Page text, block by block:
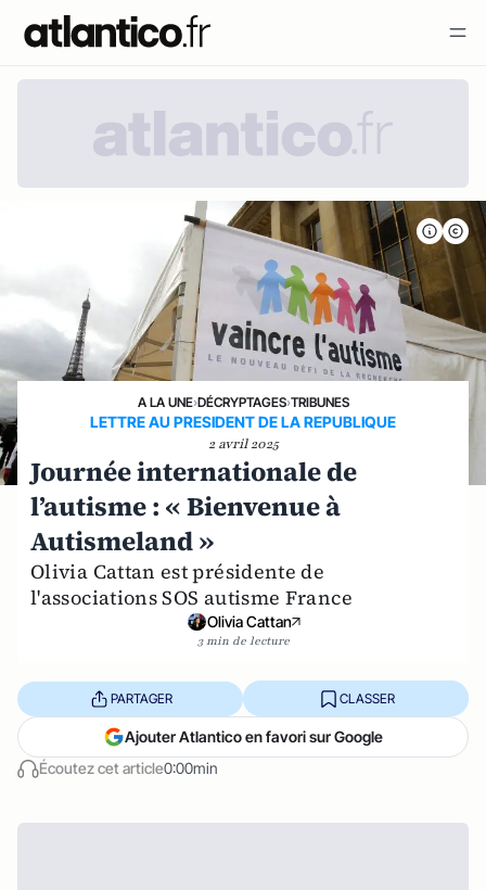
A LA UNE›DÉCRYPTAGES›TRIBUNES
LETTRE AU PRESIDENT DE LA REPUBLIQUE
2 avril 2025
Journée internationale de
l’autisme : « Bienvenue à
Autismeland »
Olivia Cattan est présidente de
l'associations SOS autisme France
Olivia Cattan
3 min de lecture
Écoutez cet article0:00min
PARTAGER CLASSER
Ajouter Atlantico en favori sur Google